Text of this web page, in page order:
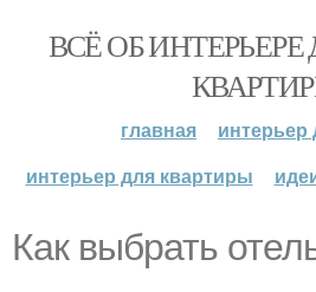
ВСЁ ОБ
главная
интерьер для квартиры
Как выбрать